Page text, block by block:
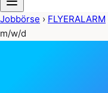
Jobbörse › FLYERALARM
m/w/d